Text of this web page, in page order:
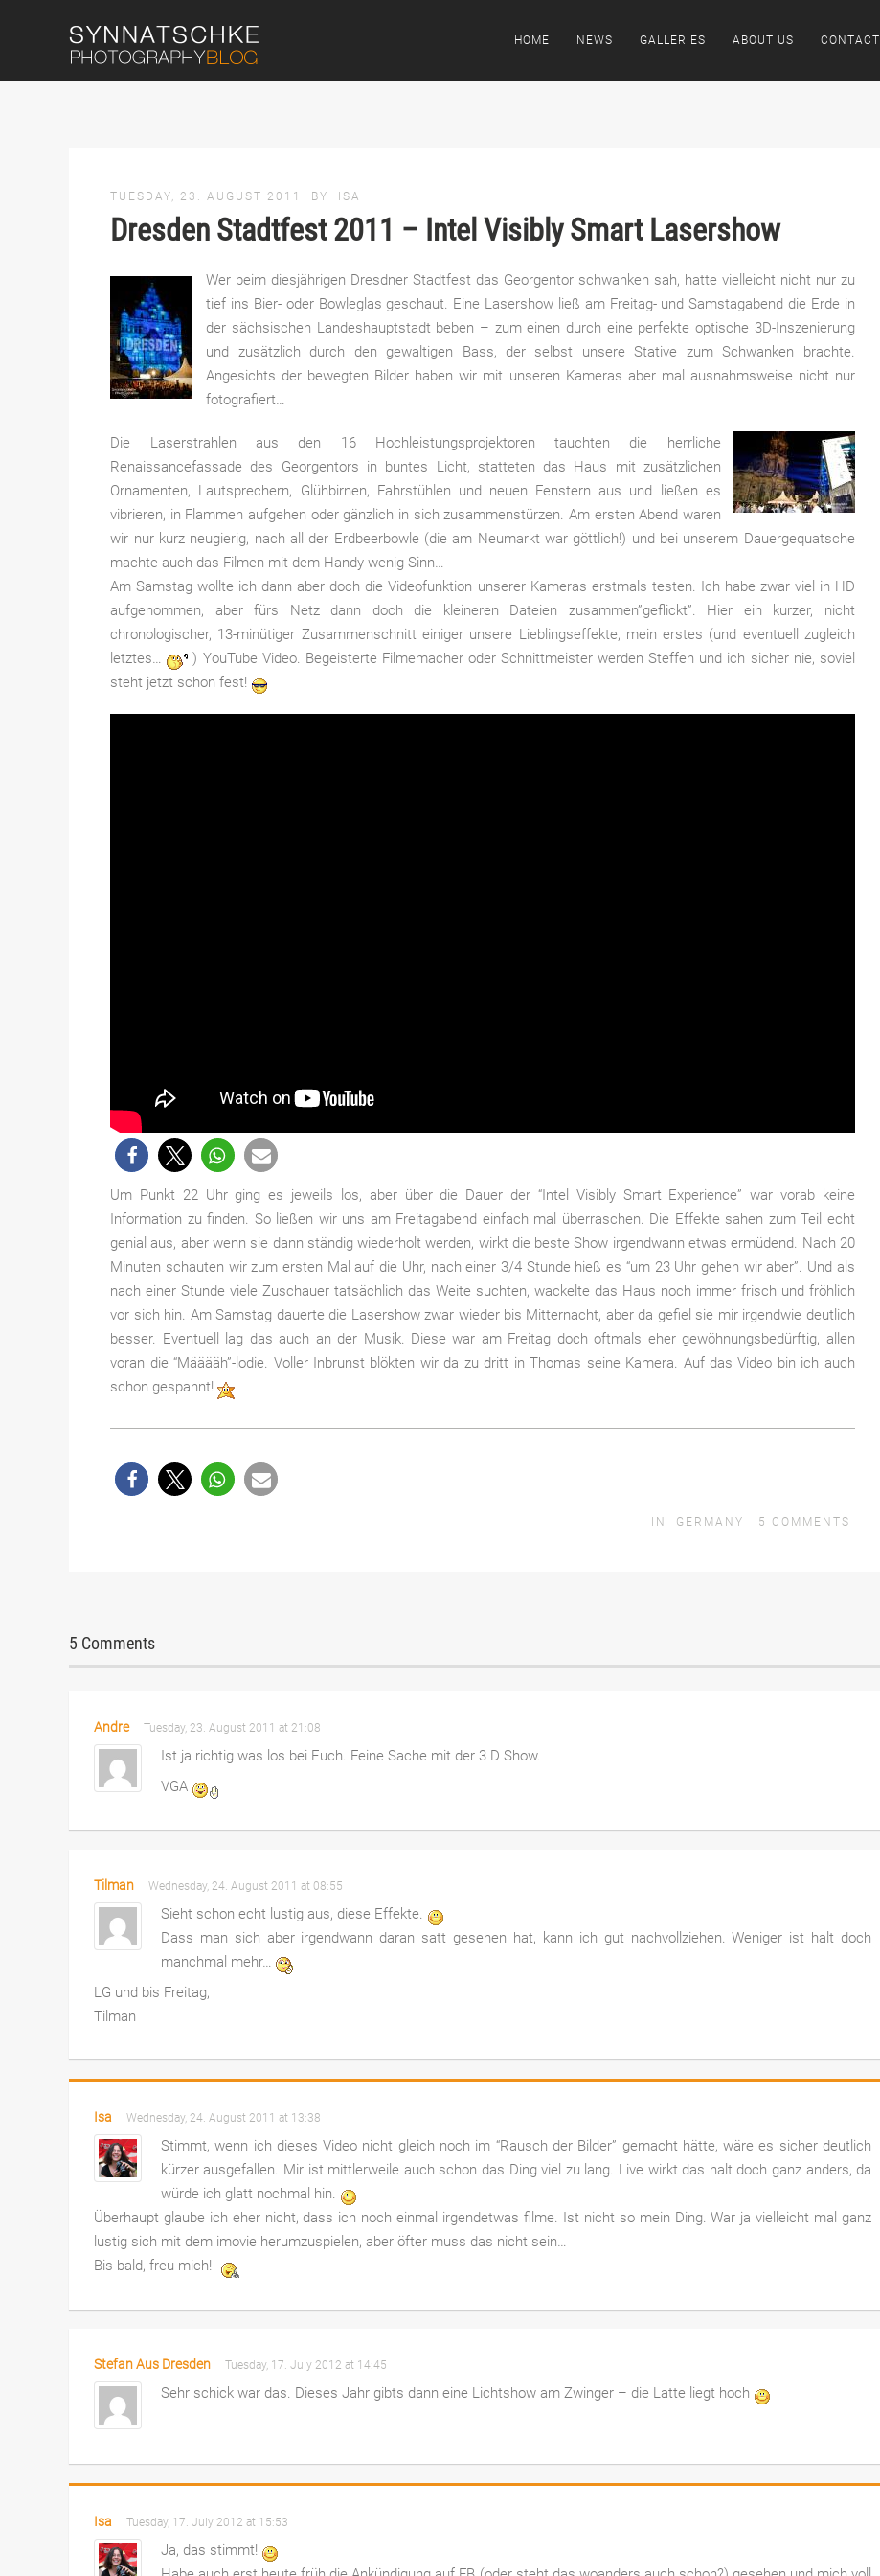
HOME NEWS GALLERIES ABOUT US CONTACT
TUESDAY, 23. AUGUST 2011 BY ISA
Dresden Stadtfest 2011 – Intel Visibly Smart Lasershow
Wer beim diesjährigen Dresdner Stadtfest das Georgentor schwanken sah, hatte vielleicht nicht nur zu
tief ins Bier- oder Bowleglas geschaut. Eine Lasershow ließ am Freitag- und Samstagabend die Erde in
der sächsischen Landeshauptstadt beben – zum einen durch eine perfekte optische 3D-Inszenierung
und zusätzlich durch den gewaltigen Bass, der selbst unsere Stative zum Schwanken brachte.
Angesichts der bewegten Bilder haben wir mit unseren Kameras aber mal ausnahmsweise nicht nur
fotografiert…
Die Laserstrahlen aus den 16 Hochleistungsprojektoren tauchten die herrliche
Renaissancefassade des Georgentors in buntes Licht, statteten das Haus mit zusätzlichen
Ornamenten, Lautsprechern, Glühbirnen, Fahrstühlen und neuen Fenstern aus und ließen es
vibrieren, in Flammen aufgehen oder gänzlich in sich zusammenstürzen. Am ersten Abend waren
wir nur kurz neugierig, nach all der Erdbeerbowle (die am Neumarkt war göttlich!) und bei unserem Dauergequatsche
machte auch das Filmen mit dem Handy wenig Sinn…
Am Samstag wollte ich dann aber doch die Videofunktion unserer Kameras erstmals testen. Ich habe zwar viel in HD
aufgenommen, aber fürs Netz dann doch die kleineren Dateien zusammen”geflickt”. Hier ein kurzer, nicht
chronologischer, 13-minütiger Zusammenschnitt einiger unsere Lieblingseffekte, mein erstes (und eventuell zugleich
letztes…
) YouTube Video. Begeisterte Filmemacher oder Schnittmeister werden Steffen und ich sicher nie, soviel
steht jetzt schon fest!
Um Punkt 22 Uhr ging es jeweils los, aber über die Dauer der “Intel Visibly Smart Experience” war vorab keine
Information zu finden. So ließen wir uns am Freitagabend einfach mal überraschen. Die Effekte sahen zum Teil echt
genial aus, aber wenn sie dann ständig wiederholt werden, wirkt die beste Show irgendwann etwas ermüdend. Nach 20
Minuten schauten wir zum ersten Mal auf die Uhr, nach einer 3/4 Stunde hieß es “um 23 Uhr gehen wir aber”. Und als
nach einer Stunde viele Zuschauer tatsächlich das Weite suchten, wackelte das Haus noch immer frisch und fröhlich
vor sich hin. Am Samstag dauerte die Lasershow zwar wieder bis Mitternacht, aber da gefiel sie mir irgendwie deutlich
besser. Eventuell lag das auch an der Musik. Diese war am Freitag doch oftmals eher gewöhnungsbedürftig, allen
voran die “Määääh”-lodie. Voller Inbrunst blökten wir da zu dritt in Thomas seine Kamera. Auf das Video bin ich auch
schon gespannt!
IN GERMANY 5 COMMENTS
5 Comments
Andre Tuesday, 23. August 2011 at 21:08
Ist ja richtig was los bei Euch. Feine Sache mit der 3 D Show.
VGA
Tilman Wednesday, 24. August 2011 at 08:55
Sieht schon echt lustig aus, diese Effekte.
Dass man sich aber irgendwann daran satt gesehen hat, kann ich gut nachvollziehen. Weniger ist halt doch
manchmal mehr…
LG und bis Freitag,
Tilman
Isa Wednesday, 24. August 2011 at 13:38
Stimmt, wenn ich dieses Video nicht gleich noch im “Rausch der Bilder” gemacht hätte, wäre es sicher deutlich
kürzer ausgefallen. Mir ist mittlerweile auch schon das Ding viel zu lang. Live wirkt das halt doch ganz anders, da
würde ich glatt nochmal hin.
Überhaupt glaube ich eher nicht, dass ich noch einmal irgendetwas filme. Ist nicht so mein Ding. War ja vielleicht mal ganz
lustig sich mit dem imovie herumzuspielen, aber öfter muss das nicht sein…
Bis bald, freu mich!
Stefan Aus Dresden Tuesday, 17. July 2012 at 14:45
Sehr schick war das. Dieses Jahr gibts dann eine Lichtshow am Zwinger – die Latte liegt hoch
Isa Tuesday, 17. July 2012 at 15:53
Ja, das stimmt!